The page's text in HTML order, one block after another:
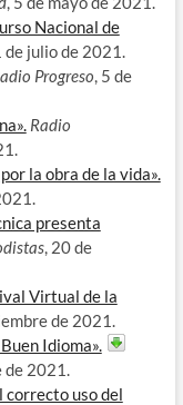
Nacional de
de julio de 2021.
Progreso, 5 de
Radio
la obra de la vida».
presenta
, 20 de
Virtual de la
de 2021.
Idioma».
de 2021.
correcto uso del